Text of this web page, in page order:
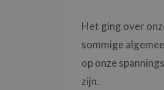
Het ging over
sommige
op onze
zijn.